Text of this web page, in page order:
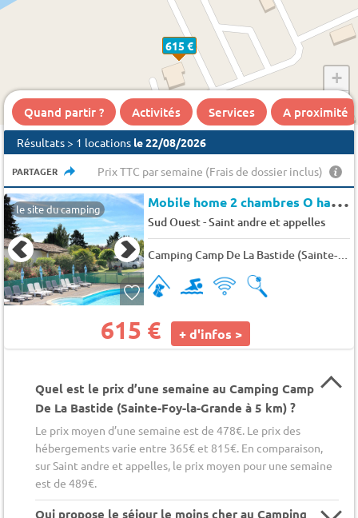
615 €
+
−
Quand partir ? Activités Services A proximité
Résultats > 1 locations le 22/08/2026
PARTAGER Prix TTC par semaine (Frais de dossier inclus)
le site du camping M
obile home 2 chambres O hara collection 4 pers.
Sud Ouest-Saint andre et appelles
615 € + d'infos >
Quel est le prix d’une semaine au Camping Camp
De La Bastide (Sainte-Foy-la-Grande à 5 km) ?
Le prix moyen d’une semaine est de 478€. Le prix des
hébergements varie entre 365€ et 815€. En comparaison,
sur Saint andre et appelles, le prix moyen pour une semaine
est de 489€.
Qui propose le séjour le moins cher au Camping